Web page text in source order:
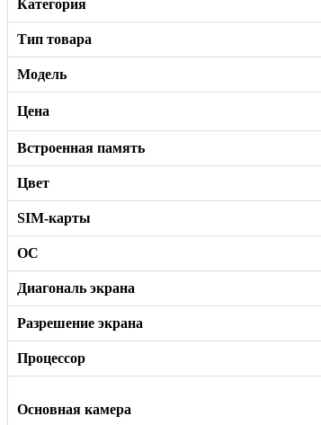
Категория
Тип товара
Модель
Цена
Встроенная память
Цвет
SIM-карты
ОС
Диагональ экрана
Разрешение экрана
Процессор
Основная камера